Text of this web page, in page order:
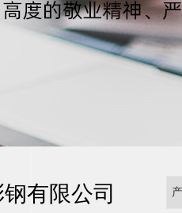
有限公司